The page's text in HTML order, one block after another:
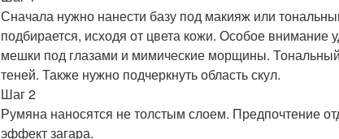
Сначала нужно нанести базу под макияж или
подбирается, исходя от цвета кожи. Особое внимание
мешки под глазами и мимические морщины.
теней. Также нужно подчеркнуть область скул.
Шаг 2
Румяна наносятся не толстым слоем. Предпочтение
эффект загара.